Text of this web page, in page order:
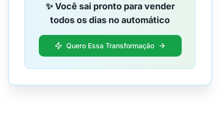
✨ Você sai pronto para vender
todos os dias no automático
Quero Essa Transformação